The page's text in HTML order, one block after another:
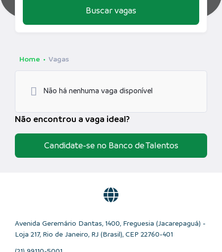
Buscar vagas
Home Vagas
Não há nenhuma vaga disponível
Não encontrou a vaga ideal?
Candidate-se no Banco de Talentos
Avenida Geremário Dantas, 1400, Freguesia (Jacarepaguá) -
Loja 217, Rio de Janeiro, RJ (Brasil), CEP 22760-401